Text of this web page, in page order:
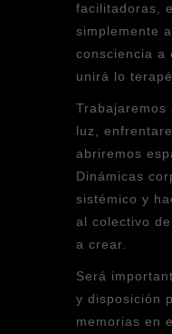
facilitadoras,
simplemente
consciencia a
unirá lo
Trabajaremos
luz,
abriremos
Dinámicas
sistémico y
al colectivo
a crear.
Será
y disposición
memorias en